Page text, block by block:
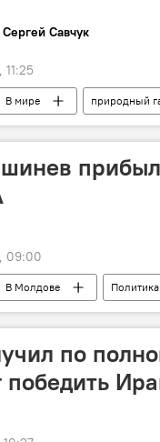
Сергей Савчук
В мире природный
09:00
В Молдове Политика
по
победить